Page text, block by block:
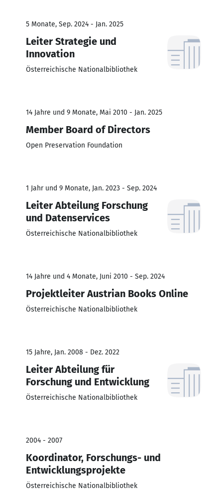
5 Monate, Sep. 2024 - Jan. 2025
Leiter Strategie und
Innovation
Österreichische Nationalbibliothek
14 Jahre und 9 Monate, Mai 2010 - Jan. 2025
Member Board of Directors
Open Preservation Foundation
1 Jahr und 9 Monate, Jan. 2023 - Sep. 2024
Leiter Abteilung Forschung
und Datenservices
Österreichische Nationalbibliothek
14 Jahre und 4 Monate, Juni 2010 - Sep. 2024
Projektleiter Austrian Books Online
Österreichische Nationalbibliothek
15 Jahre, Jan. 2008 - Dez. 2022
Leiter Abteilung für
Forschung und Entwicklung
Österreichische Nationalbibliothek
2004 - 2007
Koordinator, Forschungs- und
Entwicklungsprojekte
Österreichische Nationalbibliothek